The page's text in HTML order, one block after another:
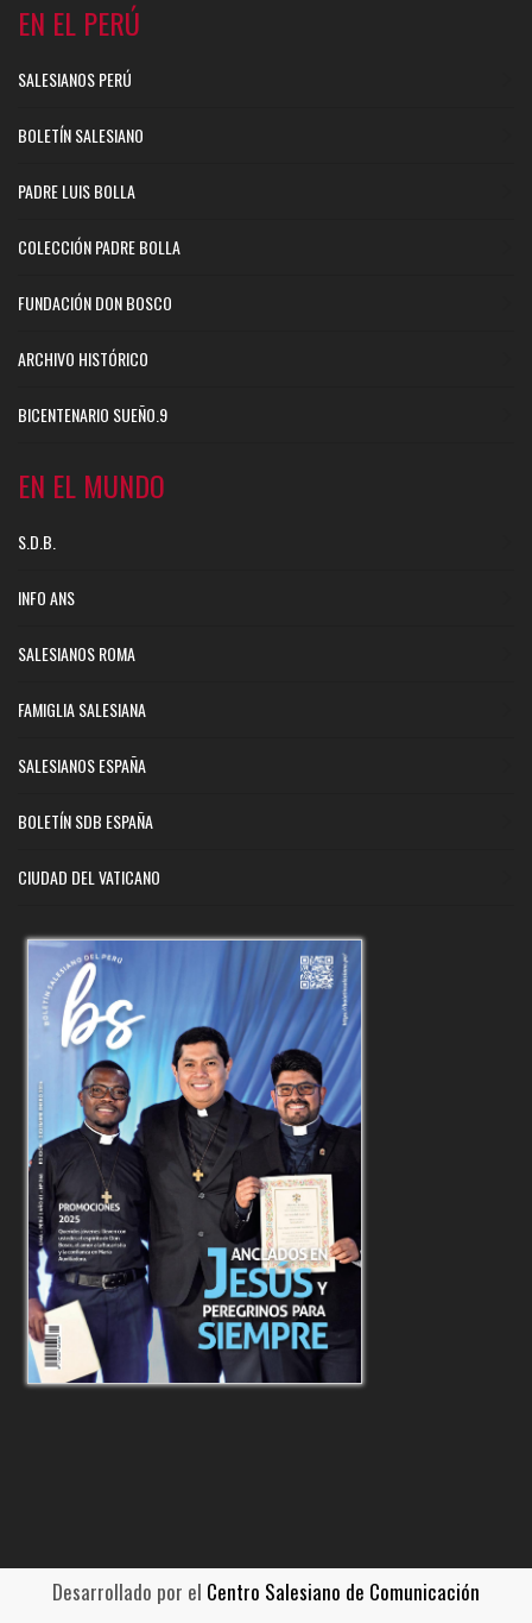
EN EL PERÚ
SALESIANOS PERÚ
BOLETÍN SALESIANO
PADRE LUIS BOLLA
COLECCIÓN PADRE BOLLA
FUNDACIÓN DON BOSCO
ARCHIVO HISTÓRICO
BICENTENARIO SUEÑO.9
EN EL MUNDO
S.D.B.
INFO ANS
SALESIANOS ROMA
FAMIGLIA SALESIANA
SALESIANOS ESPAÑA
BOLETÍN SDB ESPAÑA
CIUDAD DEL VATICANO
Desarrollado por el Centro Salesiano de Comunicación